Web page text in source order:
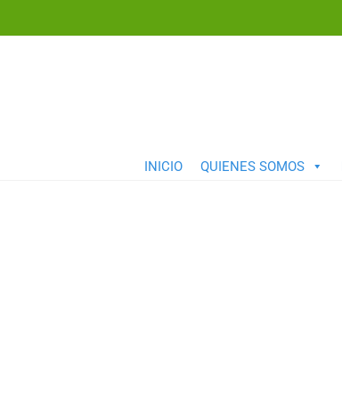
INICIO QUIENES SOMOS